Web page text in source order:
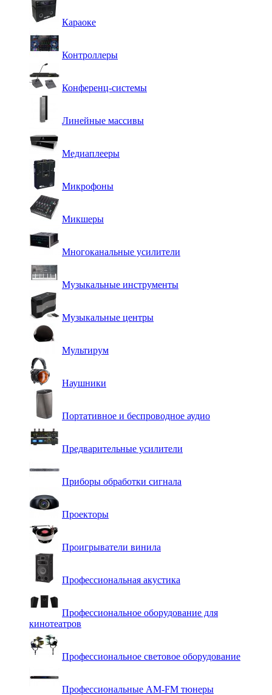
Караоке
Контроллеры
Конференц-системы
Линейные массивы
Медиаплееры
Микрофоны
Микшеры
Многоканальные усилители
Музыкальные инструменты
Музыкальные центры
Мультирум
Наушники
Портативное и беспроводное аудио
Предварительные усилители
Приборы обработки сигнала
Проекторы
Проигрыватели винила
Профессиональная акустика
Профессиональное оборудование для
кинотеатров
Профессиональное световое оборудование
Профессиональные AM-FM тюнеры